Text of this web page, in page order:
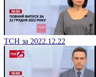
ТСН за 2022.12.22